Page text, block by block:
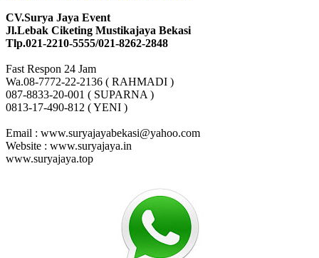
CV.Surya Jaya Event
Jl.Lebak Ciketing Mustikajaya Bekasi
Tlp.021-2210-5555/021-8262-2848
Fast Respon 24 Jam
Wa.08-7772-22-2136 ( RAHMADI )
087-8833-20-001 ( SUPARNA )
0813-17-490-812 ( YENI )
Email : www.suryajayabekasi@yahoo.com
Website : www.suryajaya.in
www.suryajaya.top